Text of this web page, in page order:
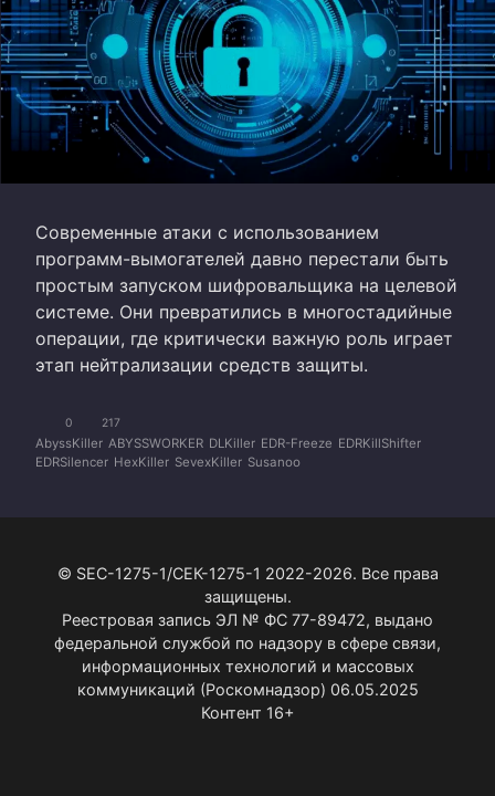
Современные атаки с использованием
программ-вымогателей давно перестали быть
простым запуском шифровальщика на целевой
системе. Они превратились в многостадийные
операции, где критически важную роль играет
этап нейтрализации средств защиты.
0 217
AbyssKiller ABYSSWORKER DLKiller EDR-Freeze EDRKillShifter
EDRSilencer HexKiller SevexKiller Susanoo
© SEC-1275-1/СЕК-1275-1 2022-2026. Все права
защищены.
Реестровая запись ЭЛ № ФС 77-89472, выдано
федеральной службой по надзору в сфере связи,
информационных технологий и массовых
коммуникаций (Роскомнадзор) 06.05.2025
Контент 16+